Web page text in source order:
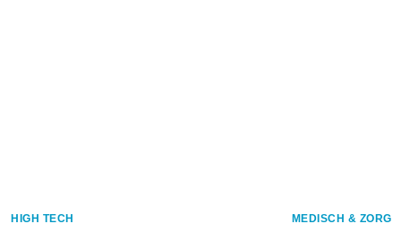
HIGH TECH MEDISCH & ZORG